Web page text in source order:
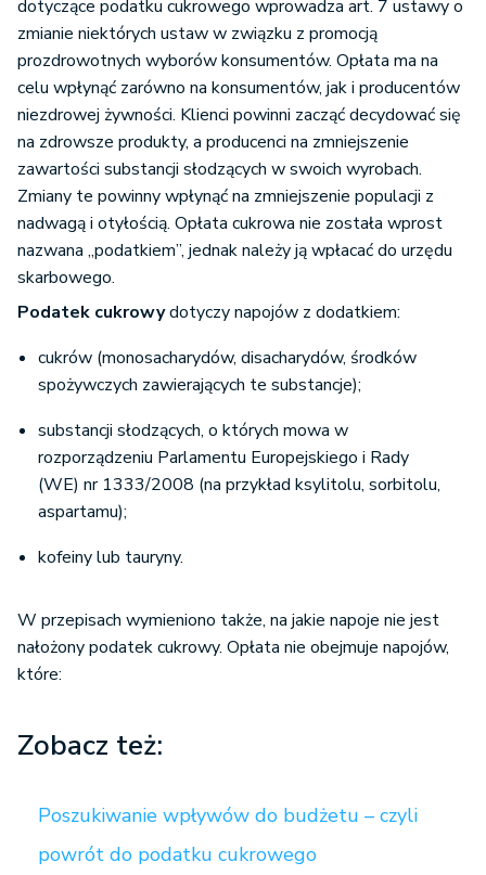
zmianie niektórych ustaw w związku z promocją
prozdrowotnych wyborów konsumentów. Opłata ma na
celu wpłynąć zarówno na konsumentów, jak i producentów
niezdrowej żywności. Klienci powinni zacząć decydować się
na zdrowsze produkty, a producenci na zmniejszenie
zawartości substancji słodzących w swoich wyrobach.
Zmiany te powinny wpłynąć na zmniejszenie populacji z
nadwagą i otyłością. Opłata cukrowa nie została wprost
nazwana „podatkiem”, jednak należy ją wpłacać do urzędu
skarbowego.
Podatek cukrowy
spożywczych zawierających te substancje);
rozporządzeniu Parlamentu Europejskiego i Rady
(WE) nr 1333/2008 (na przykład ksylitolu, sorbitolu,
aspartamu);
nałożony podatek cukrowy. Opłata nie obejmuje napojów,
które:
Zobacz też:
powrót do podatku cukrowego